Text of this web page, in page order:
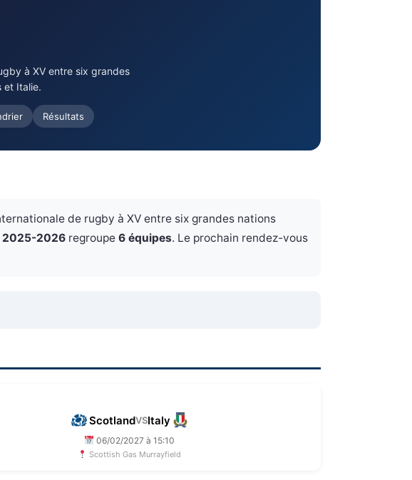
à XV entre six grandes
et Italie.
Résultats
de rugby à XV entre six grandes nations
2025-2026 regroupe 6 équipes. Le prochain rendez-vous
ScotlandVSItaly
06/02/2027 à 15:10
Scottish Gas Murrayfield